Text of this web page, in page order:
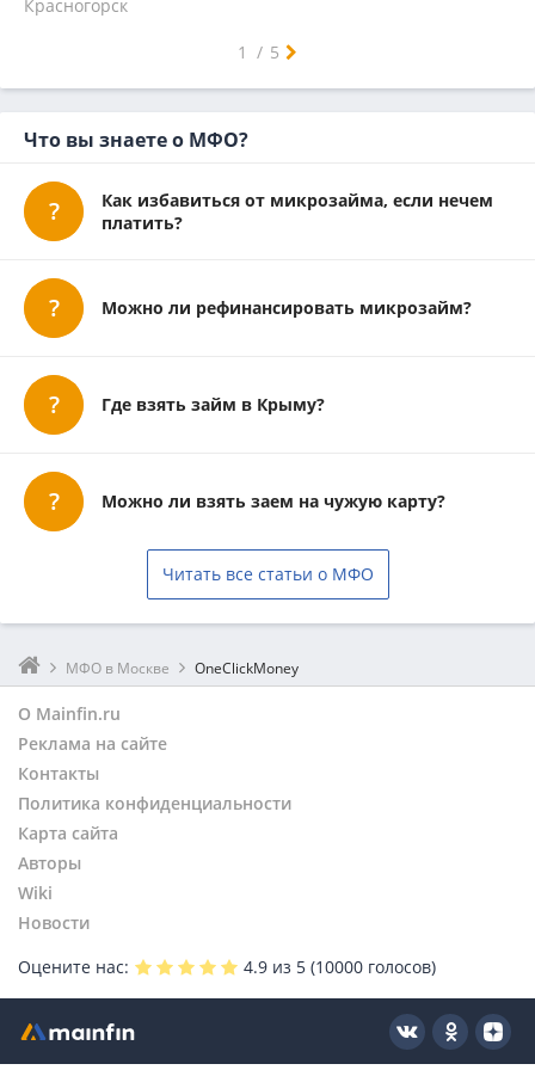
Красногорск
1 / 5
Что вы знаете о МФО?
Как избавиться от микрозайма, если нечем
платить?
Можно ли рефинансировать микрозайм?
Где взять займ в Крыму?
Можно ли взять заем на чужую карту?
Читать все статьи о МФО
МФО в Москве OneClickMoney
О Mainfin.ru
Реклама на сайте
Контакты
Политика конфиденциальности
Карта сайта
Авторы
Wiki
Новости
Оцените нас:
4.9 из 5 (10000 голосов)